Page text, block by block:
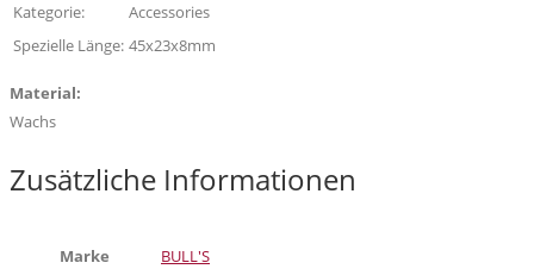
Kategorie:
Accessories
Spezielle Länge: 45x23x8mm
Material:
Wachs
Zusätzliche Informationen
Marke BULL'S